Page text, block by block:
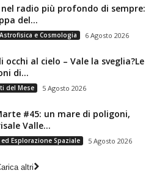
nel radio più profondo di sempre:
del...
e Cosmologia 6 Agosto 2026
occhi al cielo – Vale la sveglia?Le
di...
del Mese 5 Agosto 2026
#45: un mare di poligoni,
Valle...
Esplorazione Spaziale 5 Agosto 2026
altri